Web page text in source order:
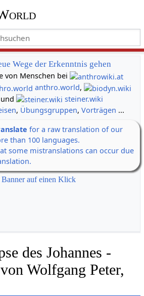
Wege der Erkenntnis gehen
von Menschen bei
anthro.world,
und
steiner.wiki
, Übungsgruppen, Vorträgen ...
for a raw translation of our
than 100 languages.
some mistranslations can occur due
auf einen Klick
des Johannes -
Wolfgang Peter,